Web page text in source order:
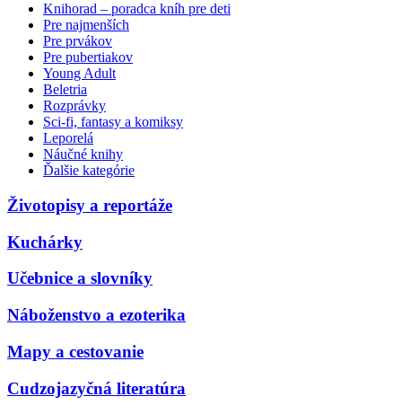
Knihorad – poradca kníh pre deti
Pre najmenších
Pre prvákov
Pre pubertiakov
Young Adult
Beletria
Rozprávky
Sci-fi, fantasy a komiksy
Leporelá
Náučné knihy
Ďalšie kategórie
Životopisy a reportáže
Kuchárky
Učebnice a slovníky
Náboženstvo a ezoterika
Mapy a cestovanie
Cudzojazyčná literatúra